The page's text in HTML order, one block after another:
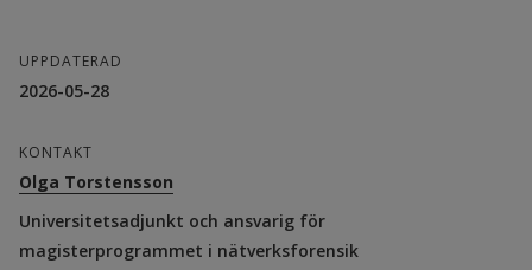
UPPDATERAD
2026-05-28
KONTAKT
Olga Torstensson
Universitetsadjunkt och ansvarig för
magisterprogrammet i nätverksforensik